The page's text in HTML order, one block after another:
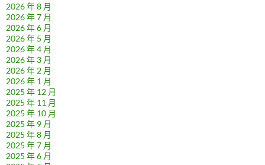
2026 年 8 月
2026 年 7 月
2026 年 6 月
2026 年 5 月
2026 年 4 月
2026 年 3 月
2026 年 2 月
2026 年 1 月
2025 年 12 月
2025 年 11 月
2025 年 10 月
2025 年 9 月
2025 年 8 月
2025 年 7 月
2025 年 6 月